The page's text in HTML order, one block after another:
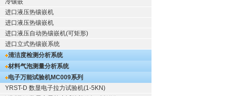
冷镶嵌
进口液压热镶嵌机
进口液压热镶嵌机
进口液压自动热镶嵌机(可矩形)
进口立式热镶嵌系统
清洁度检测分析系统
材料气泡测量分析系统
电子万能试验机MC009系列
YRST-D 数显电子拉力试验机(1-5KN)